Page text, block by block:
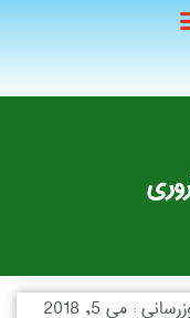
:می 5, 2018